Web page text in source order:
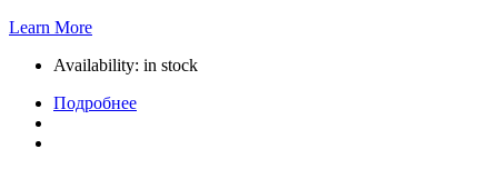
Learn More
Availability: in stock
Подробнее